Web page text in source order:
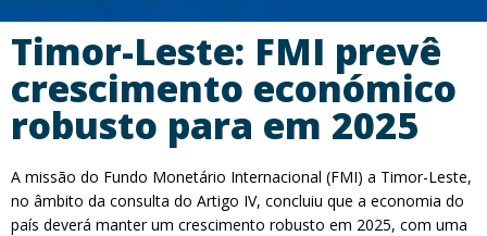
Timor-Leste: FMI prevê
crescimento económico
robusto para em 2025
A missão do Fundo Monetário Internacional (FMI) a Timor-Leste,
no âmbito da consulta do Artigo IV, concluiu que a economia do
país deverá manter um crescimento robusto em 2025, com uma